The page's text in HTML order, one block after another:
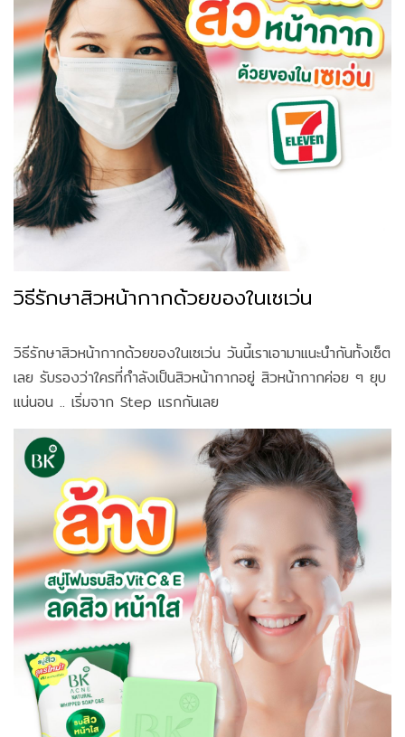
วิธีรักษาสิวหน้ากากด้วยของในเซเว่น
วิธีรักษาสิวหน้ากากด้วยของในเซเว่น วันนี้เราเอามาแนะนำกันทั้งเช็ต
เลย รับรองว่าใครที่กำลังเป็นสิวหน้ากากอยู่ สิวหน้ากากค่อย ๆ ยุบ
แน่นอน .. เริ่มจาก Step แรกกันเลย